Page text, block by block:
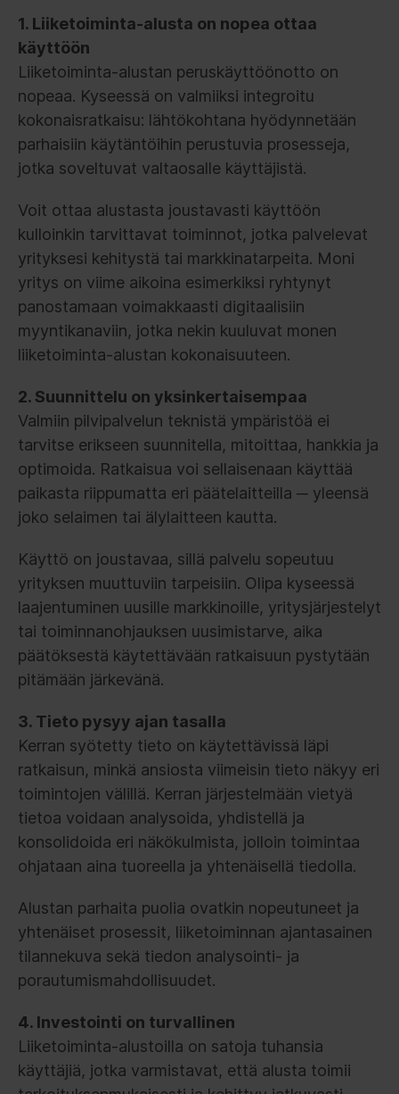
1. Liiketoiminta-alusta on nopea ottaa
käyttöön
Liiketoiminta-alustan peruskäyttöönotto on
nopeaa. Kyseessä on valmiiksi integroitu
kokonaisratkaisu: lähtökohtana hyödynnetään
parhaisiin käytäntöihin perustuvia prosesseja,
jotka soveltuvat valtaosalle käyttäjistä.
Voit ottaa alustasta joustavasti käyttöön
kulloinkin tarvittavat toiminnot, jotka palvelevat
yrityksesi kehitystä tai markkinatarpeita. Moni
yritys on viime aikoina esimerkiksi ryhtynyt
panostamaan voimakkaasti digitaalisiin
myyntikanaviin, jotka nekin kuuluvat monen
liiketoiminta-alustan kokonaisuuteen.
2. Suunnittelu on yksinkertaisempaa
Valmiin pilvipalvelun teknistä ympäristöä ei
tarvitse erikseen suunnitella, mitoittaa, hankkia ja
optimoida. Ratkaisua voi sellaisenaan käyttää
paikasta riippumatta eri päätelaitteilla ─ yleensä
joko selaimen tai älylaitteen kautta.
Käyttö on joustavaa, sillä palvelu sopeutuu
yrityksen muuttuviin tarpeisiin. Olipa kyseessä
laajentuminen uusille markkinoille, yritysjärjestelyt
tai toiminnanohjauksen uusimistarve, aika
päätöksestä käytettävään ratkaisuun pystytään
pitämään järkevänä.
3. Tieto pysyy ajan tasalla
Kerran syötetty tieto on käytettävissä läpi
ratkaisun, minkä ansiosta viimeisin tieto näkyy eri
toimintojen välillä. Kerran järjestelmään vietyä
tietoa voidaan analysoida, yhdistellä ja
konsolidoida eri näkökulmista, jolloin toimintaa
ohjataan aina tuoreella ja yhtenäisellä tiedolla.
Alustan parhaita puolia ovatkin nopeutuneet ja
yhtenäiset prosessit, liiketoiminnan ajantasainen
tilannekuva sekä tiedon analysointi- ja
porautumismahdollisuudet.
4. Investointi on turvallinen
Liiketoiminta-alustoilla on satoja tuhansia
käyttäjiä, jotka varmistavat, että alusta toimii